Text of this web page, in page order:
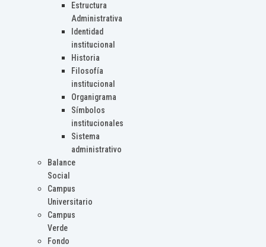
Estructura
Administrativa
Identidad
institucional
Historia
Filosofía
institucional
Organigrama
Símbolos
institucionales
Sistema
administrativo
Balance
Social
Campus
Universitario
Campus
Verde
Fondo